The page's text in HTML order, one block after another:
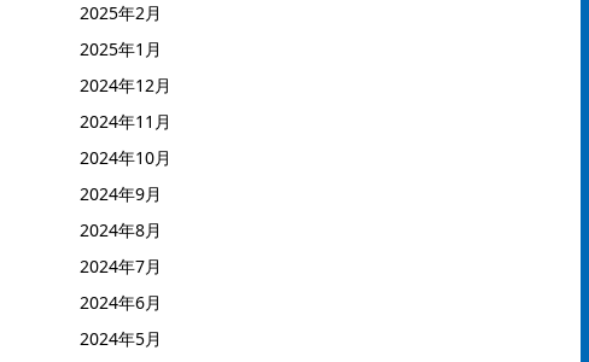
2025年2月
2025年1月
2024年12月
2024年11月
2024年10月
2024年9月
2024年8月
2024年7月
2024年6月
2024年5月